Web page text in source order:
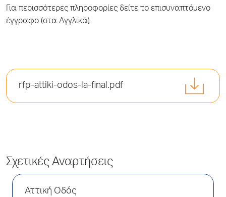
Για περισσότερες πληροφορίες δείτε το επισυναπτόμενο
έγγραφο (στα Αγγλικά).
rfp-attiki-odos-la-final.pdf
Σχετικές Αναρτήσεις
Αττική Οδός